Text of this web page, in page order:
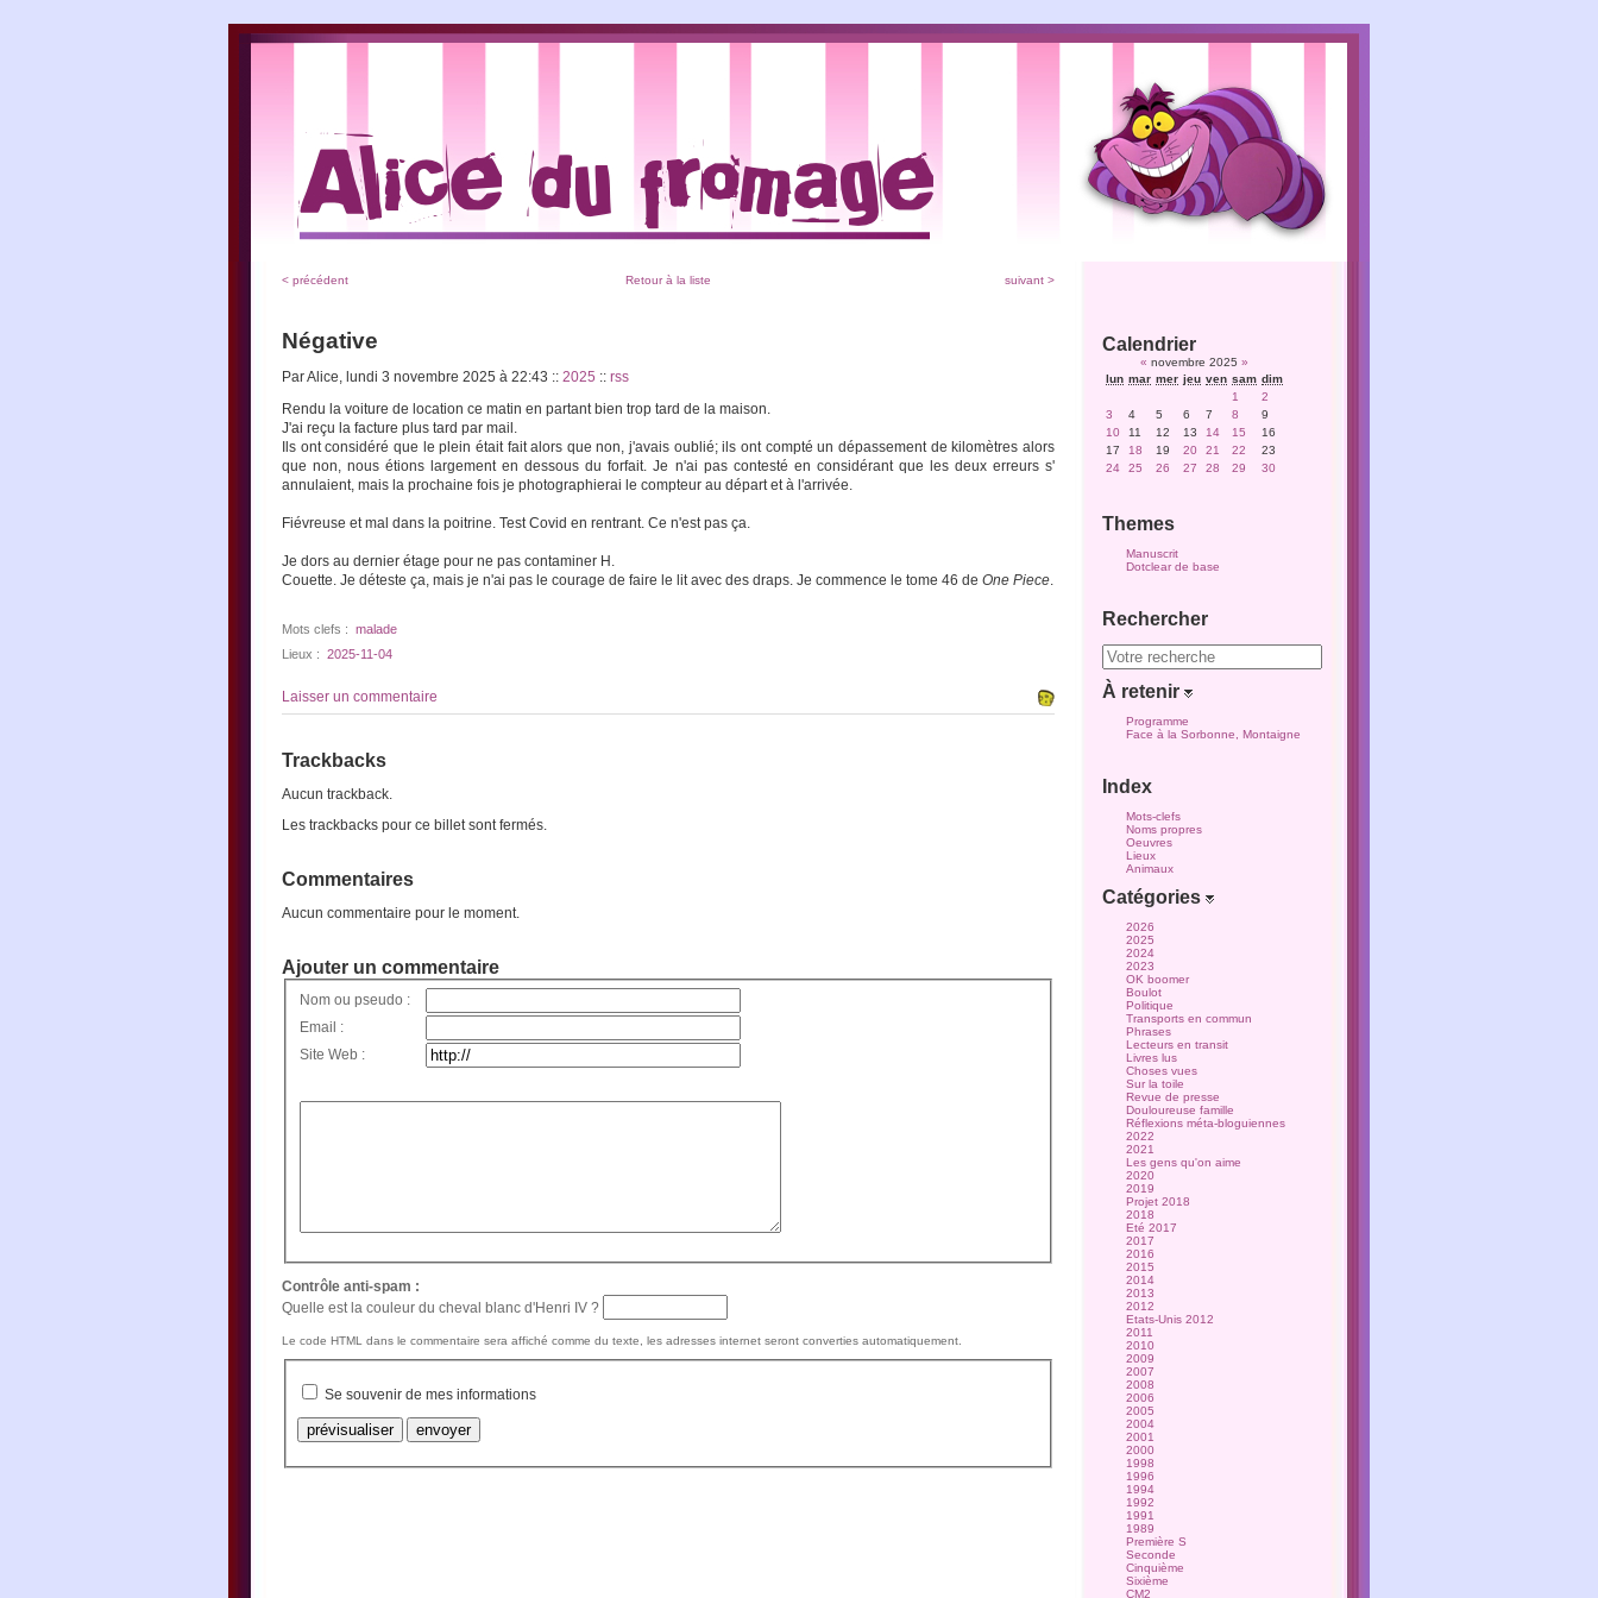
< précédent Retour à la liste suivant >
Négative
Par Alice, lundi 3 novembre 2025 à 22:43 :: 2025 :: rss
Rendu la voiture de location ce matin en partant bien trop tard de la maison.
J'ai reçu la facture plus tard par mail.
Ils ont considéré que le plein était fait alors que non, j'avais oublié; ils ont compté un dépassement de kilomètres alors
que non, nous étions largement en dessous du forfait. Je n'ai pas contesté en considérant que les deux erreurs s'
annulaient, mais la prochaine fois je photographierai le compteur au départ et à l'arrivée.
Fiévreuse et mal dans la poitrine. Test Covid en rentrant. Ce n'est pas ça.
Je dors au dernier étage pour ne pas contaminer H.
Couette. Je déteste ça, mais je n'ai pas le courage de faire le lit avec des draps. Je commence le tome 46 de One Piece.
Mots clefs : malade
Lieux : 2025-11-04
Laisser un commentaire
Trackbacks
Aucun trackback.
Les trackbacks pour ce billet sont fermés.
Commentaires
Aucun commentaire pour le moment.
Ajouter un commentaire
Nom ou pseudo :
Email :
Site Web :
Contrôle anti-spam :
Quelle est la couleur du cheval blanc d'Henri IV ?
Le code HTML dans le commentaire sera affiché comme du texte, les adresses internet seront converties automatiquement.
Se souvenir de mes informations
Calendrier
« novembre 2025 »
lun mar mer jeu ven sam dim
1
2
3
4 5 6 7 8
9
10
11 12 13 14 15
16
17
18 19 20 21 22
23
24
25 26 27 28 29 30
Themes
Manuscrit
Dotclear de base
Rechercher
À retenir
Programme
Face à la Sorbonne, Montaigne
Index
Mots-clefs
Noms propres
Oeuvres
Lieux
Animaux
Catégories
2026
2025
2024
2023
OK boomer
Boulot
Politique
Transports en commun
Phrases
Lecteurs en transit
Livres lus
Choses vues
Sur la toile
Revue de presse
Douloureuse famille
Réflexions méta-bloguiennes
2022
2021
Les gens qu'on aime
2020
2019
Projet 2018
2018
Eté 2017
2017
2016
2015
2014
2013
2012
Etats-Unis 2012
2011
2010
2009
2007
2008
2006
2005
2004
2001
2000
1998
1996
1994
1992
1991
1989
Première S
Seconde
Cinquième
Sixième
CM2